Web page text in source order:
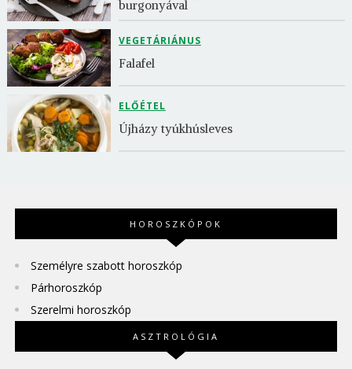
burgonyával
VEGETÁRIÁNUS
Falafel
ELŐÉTEL
Újházy tyúkhúsleves
HOROSZKÓPOK
Személyre szabott horoszkóp
Párhoroszkóp
Szerelmi horoszkóp
ASZTROLÓGIA